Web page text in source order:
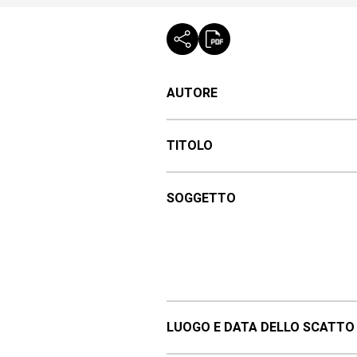
AUTORE
TITOLO
SOGGETTO
LUOGO E DATA DELLO SCATTO